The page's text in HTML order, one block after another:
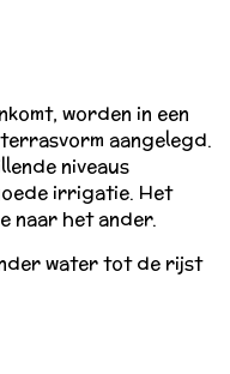
worden in een
aangelegd.
niveaus
irrigatie. Het
naar het ander.
water tot de rijst